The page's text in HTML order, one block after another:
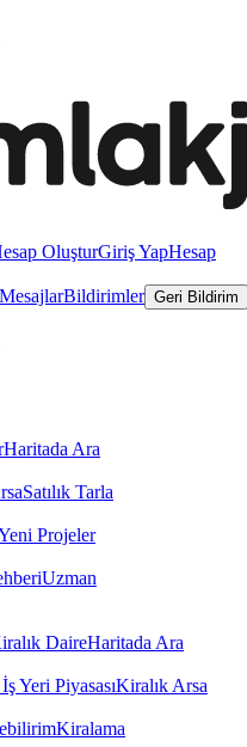
OluşturGiriş YapHesap
MesajlarBildirimler Geri Bildirim
Haritada Ara
Satılık Tarla
Projeler
Uzman
DaireHaritada Ara
Yeri PiyasasıKiralık Arsa
Kiralama